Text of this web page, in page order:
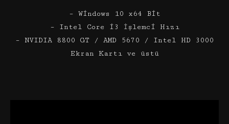
– Windows 10 x64 Bit
– Intel Core i3 İşlemci Hızı
– NVIDIA 8800 GT / AMD 5670 / Intel HD 3000
Ekran Kartı ve üstü